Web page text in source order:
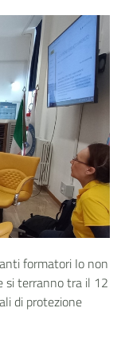
formatori Io non
si terranno tra il 12
di protezione